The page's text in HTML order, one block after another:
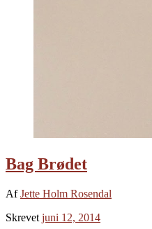
Bag Brødet
AfJette Holm Rosendal
Skrevet juni 12, 2014